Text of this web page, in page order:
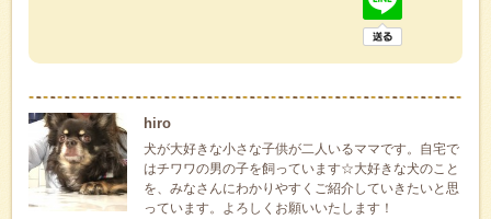
hiro
犬が大好きな小さな子供が二人いるママです。自宅で
はチワワの男の子を飼っています☆大好きな犬のこと
を、みなさんにわかりやすくご紹介していきたいと思
っています。よろしくお願いいたします！